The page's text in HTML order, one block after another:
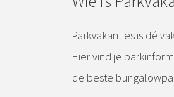
Parkvakanties is dé
Hier vind je
de beste